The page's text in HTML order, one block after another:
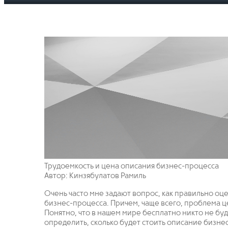
Трудоемкость и цена описания бизнес-процесса
Автор: Кинзябулатов Рамиль
Очень часто мне задают вопрос, как правильно
бизнес-процесса. Причем, чаще всего, проблема
Понятно, что в нашем мире бесплатно никто не
определить, сколько будет стоить описание